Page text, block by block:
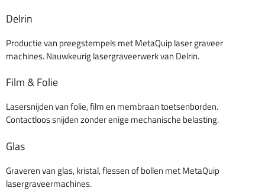
Delrin
Productie van preegstempels met MetaQuip laser graveer
machines. Nauwkeurig lasergraveerwerk van Delrin.
Film & Folie
Lasersnijden van folie, film en membraan toetsenborden.
Contactloos snijden zonder enige mechanische belasting.
Glas
Graveren van glas, kristal, flessen of bollen met MetaQuip
lasergraveermachines.